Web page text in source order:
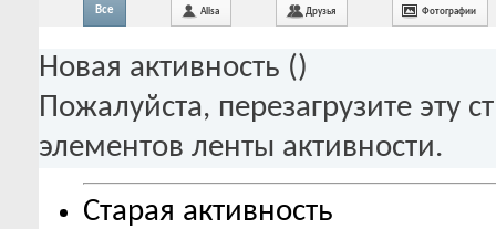
Все Alisa Друзья Фотографии
Новая активность ()
Пожалуйста, перезагрузите эту
элементов ленты активности.
Старая активность